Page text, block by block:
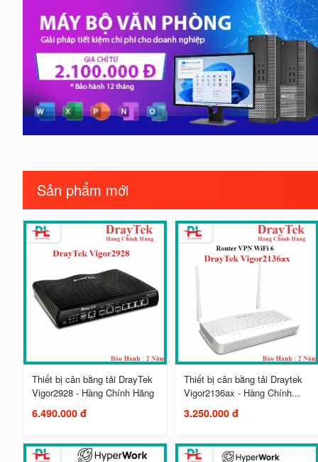
Sản phẩm mới
Thiết bị cân bằng tải DrayTek
Vigor2928 - Hàng Chính Hãng
6.490.000 đ
Thiết bị cân bằng tải Draytek
Vigor2136ax - Hàng Chính...
3.250.000 đ